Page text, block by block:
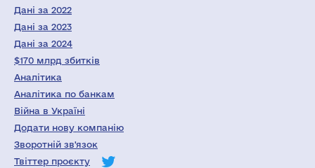
Дані за 2022
Дані за 2023
Дані за 2024
$170 млрд збитків
Аналітика
Аналітика по банкам
Війна в Україні
Додати нову компанію
Зворотній зв'язок
Твіттер проєкту